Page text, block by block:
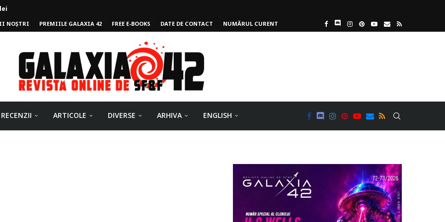
NOȘTRI PREMIILE GALAXIA 42 FREE E-BOOKS DATE DE CONTACT NUMĂRUL CURENT
RECENZII ARTICOLE DIVERSE ARHIVA ENGLISH